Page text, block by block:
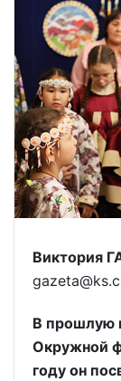
Виктория
В прошлую
Окружной
году он